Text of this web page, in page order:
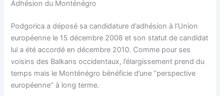
Adhésion du Monténégro
Podgorica a déposé sa candidature d’adhésion à l’Union
européenne le 15 décembre 2008 et son statut de candidat
lui a été accordé en décembre 2010. Comme pour ses
voisins des Balkans occidentaux, l’élargissement prend du
temps mais le Monténégro bénéficie d’une “perspective
européenne” à long terme.